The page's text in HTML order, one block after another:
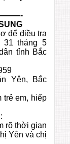
điều tra
31 tháng 5
tỉnh Bắc
Yên, Bắc
trẻ em, hiếp
rõ thời gian
Yên và chị